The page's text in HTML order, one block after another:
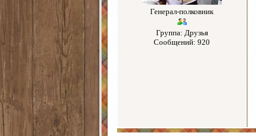
Генерал-полковник
Группа: Друзья
Сообщений: 920